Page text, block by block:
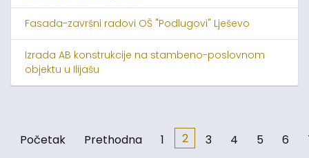
Fasada-završni radovi OŠ "Podlugovi" Lješevo
Izrada AB konstrukcije na stambeno-poslovnom
objektu u Ilijašu
Početak Prethodna 1 2 3 4 5 6